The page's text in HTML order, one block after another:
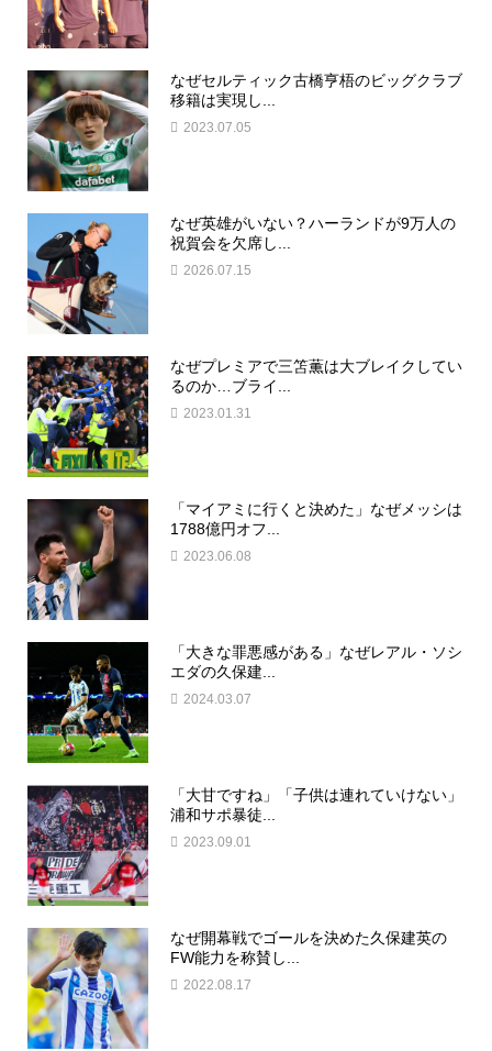
なぜセルティック古橋亨梧のビッグクラブ
移籍は実現し...
2023.07.05
なぜ英雄がいない？ハーランドが9万人の
祝賀会を欠席し...
2026.07.15
なぜプレミアで三笘薫は大ブレイクしてい
るのか…ブライ...
2023.01.31
「マイアミに行くと決めた」なぜメッシは
1788億円オフ...
2023.06.08
「大きな罪悪感がある」なぜレアル・ソシ
エダの久保建...
2024.03.07
「大甘ですね」「子供は連れていけない」
浦和サポ暴徒...
2023.09.01
なぜ開幕戦でゴールを決めた久保建英の
FW能力を称賛し...
2022.08.17